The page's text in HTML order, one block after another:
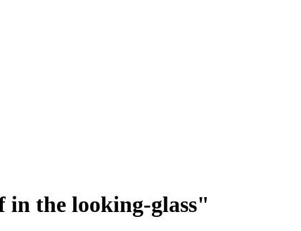
in the looking-glass"